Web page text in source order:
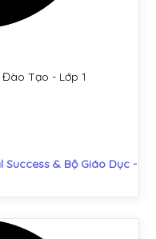
Tạo - Lớp 1
Success & Bộ Giáo Dục -